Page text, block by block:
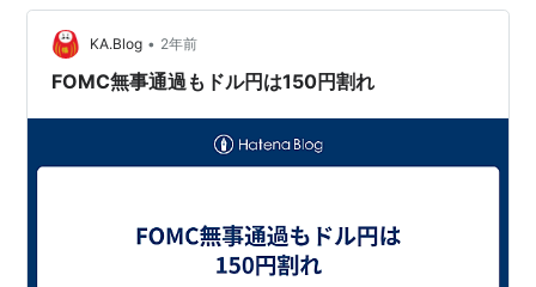
別銘柄の株価判断はありません）日時 ：９月２１日
（土） １３：３０～場所 ：富山県高岡市 JR高岡駅前 ウ
イング・ウイング高岡参加費：５０００円事前お申込制
KA.Blog • 2年前
FOMC無事通過もドル円は150円割れ